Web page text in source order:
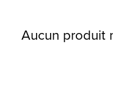
Aucun produit